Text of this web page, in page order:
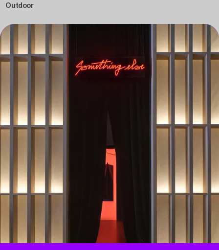
Outdoor